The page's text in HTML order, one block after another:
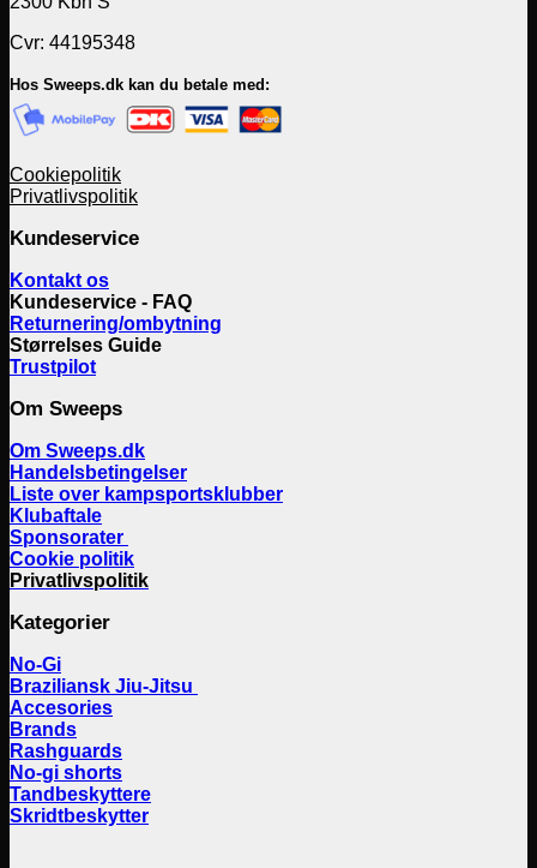
Cvr: 44195348
Hos Sweeps.dk kan du betale med:
Cookiepolitik
Privatlivspolitik
Kundeservice
Kontakt os
Kundeservice - FAQ
Returnering/ombytning
Størrelses Guide
Trustpilot
Om Sweeps
Om Sweeps.dk
Handelsbetingelser
Liste over kampsportsklubber
Klubaftale
Sponsorater
Cookie politik
Privatlivspolitik
Kategorier
No-Gi
Braziliansk Jiu-Jitsu
Accesories
Brands
Rashguards
No-gi shorts
Tandbeskyttere
Skridtbeskytter